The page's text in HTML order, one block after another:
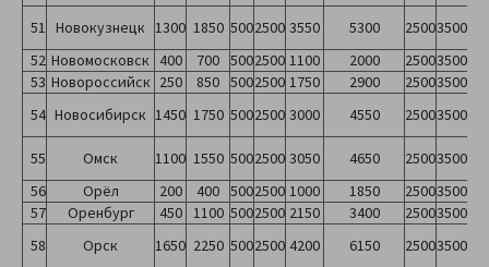
51 Новокузнецк 1300 1850 5002500 3550 5300 25003500
52 Новомосковск 400 700 5002500 1100 2000 25003500
53 Новороссийск 250 850 5002500 1750 2900 25003500
54 Новосибирск 1450 1750 5002500 3000 4550 25003500
55 Омск 1100 1550 5002500 3050 4650 25003500
56
Орёл 200 400 5002500 1000 1850 25003500
57
Оренбург 450 1100 5002500 2150 3400 25003500
58
Орск 1650 2250 5002500 4200 6150 25003500